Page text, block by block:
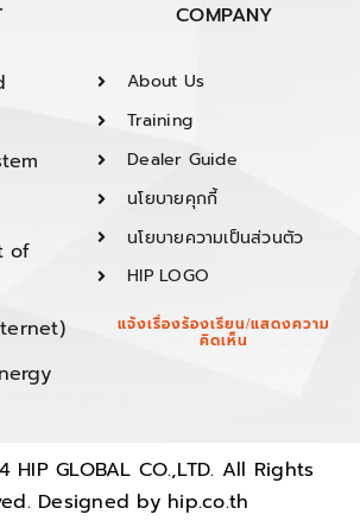
of
COMPANY
About Us
Training
Dealer Guide
นโยบายคุกกี้
นโยบายความเป็นส่วนตัว
HIP LOGO
แจ้งเรื่องร้องเรียน/แสดงความ
คิดเห็น
GLOBAL CO.,LTD. All Rights
Designed by hip.co.th